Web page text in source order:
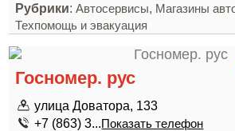
Рубрики:Автосервисы, Магазины
Техпомощь и эвакуация
Госномер. рус
улица Доватора, 133
+7 (863) 3...Показать телефон